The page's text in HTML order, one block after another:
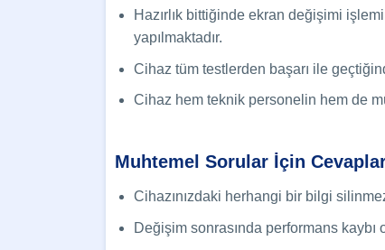
Hazırlık bittiğinde ekran değişimi
yapılmaktadır.
Cihaz tüm testlerden başarı ile
Cihaz hem teknik personelin hem de
Muhtemel Sorular İçin
Cihazınızdaki herhangi bir bilgi
Değişim sonrasında performans kaybı